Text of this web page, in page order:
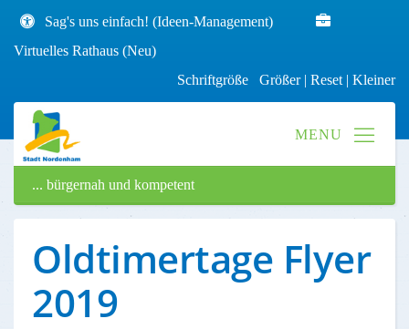
Sag's uns einfach! (Ideen-Management)
Virtuelles Rathaus (Neu)
Schriftgröße Größer| Reset | Kleiner
... bürgernah und kompetent
Oldtimertage Flyer
2019